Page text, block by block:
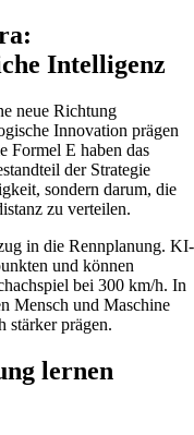
Intelligenz
neue Richtung
Innovation prägen
Formel E haben das
der Strategie
sondern darum, die
zu verteilen.
in die Rennplanung. KI-
und können
bei 300 km/h. In
Mensch und Maschine
stärker prägen.
lernen